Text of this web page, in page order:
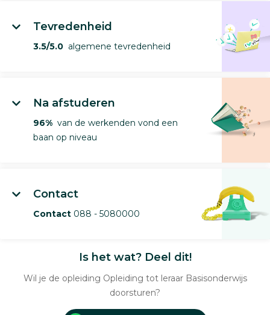
Tevredenheid
3.5/5.0 algemene tevredenheid
Na afstuderen
96% van de werkenden vond een
baan op niveau
Contact
Contact 088 - 5080000
Is het wat? Deel dit!
Wil je de opleiding Opleiding tot leraar Basisonderwijs
doorsturen?